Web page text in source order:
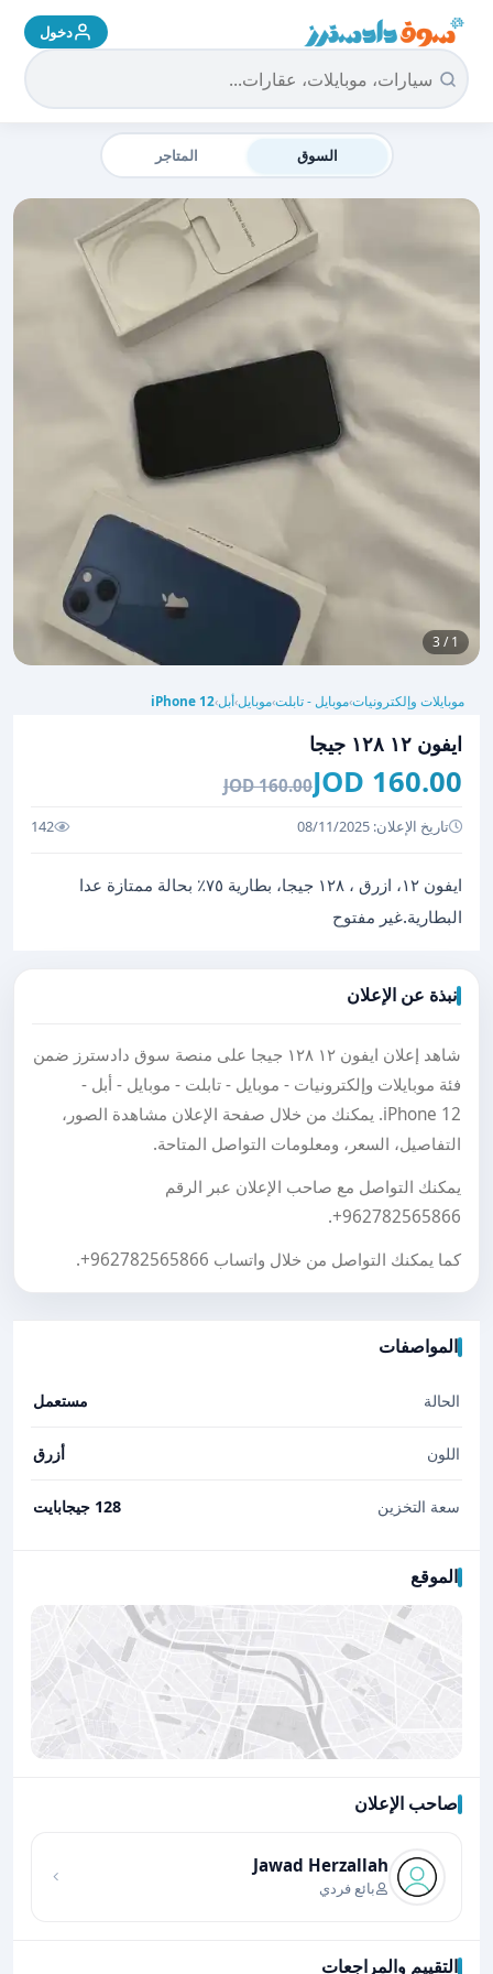
سوق دادسترز الرئيسية دخول
السوق المتاجر
1 / 3
موبايلات وإلكترونيات›موبايل - تابلت›موبايل›أبل›
iPhone 12
ايفون ١٢ ١٢٨ جيجا
160.00 JOD
160.00 JOD
تاريخ الإعلان: 08/11/2025 142
ايفون ١٢، ازرق ، ١٢٨ جيجا، بطارية ٧٥٪؜ بحالة ممتازة عدا
البطارية.غير مفتوح
نبذة عن الإعلان
شاهد إعلان ايفون ١٢ ١٢٨ جيجا على منصة سوق دادسترز ضمن
فئة موبايلات وإلكترونيات - موبايل - تابلت - موبايل - أبل -
iPhone 12. يمكنك من خلال صفحة الإعلان مشاهدة الصور،
التفاصيل، السعر، ومعلومات التواصل المتاحة.
يمكنك التواصل مع صاحب الإعلان عبر الرقم
+962782565866
.
كما يمكنك التواصل من خلال واتساب +962782565866
.
المواصفات
الحالة مستعمل
اللون أزرق
سعة التخزين 128 جيجابايت
الموقع
صاحب الإعلان
Jawad Herzallah
بائع فردي
التقييم والمراجعات